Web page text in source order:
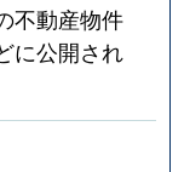
不動産物件
に公開され